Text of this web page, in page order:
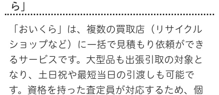
ら」
「おいくら」は、複数の買取店（リサイクル
ショップなど）に一括で見積もり依頼ができ
るサービスです。大型品も出張引取の対象と
なり、土日祝や最短当日の引渡しも可能で
す。資格を持った査定員が対応するため、個